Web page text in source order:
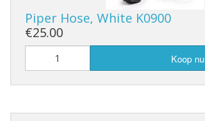
Piper Hose, White K0900
€25.00
Koop nu